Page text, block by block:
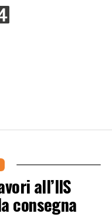
all’IIS
consegna